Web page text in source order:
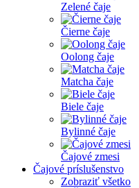
Zelené čaje
Čierne čaje
Oolong čaje
Matcha čaje
Biele čaje
Bylinné čaje
Čajové zmesi
Čajové príslušenstvo
Zobraziť všetko